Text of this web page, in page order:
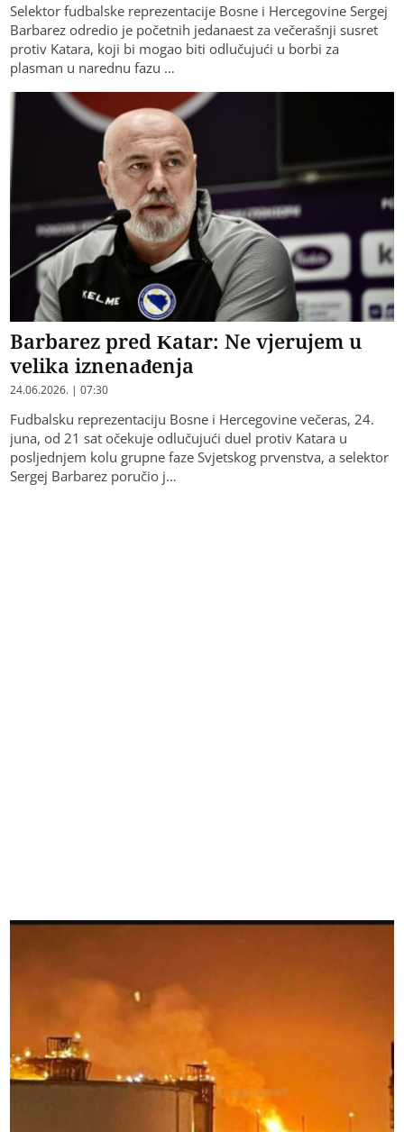
Selektor fudbalske reprezentacije Bosne i Hercegovine Sergej
Barbarez odredio je početnih jedanaest za večerašnji susret
protiv Katara, koji bi mogao biti odlučujući u borbi za
plasman u narednu fazu …
Barbarez pred Katar: Ne vjerujem u
velika iznenađenja
24.06.2026. | 07:30
Fudbalsku reprezentaciju Bosne i Hercegovine večeras, 24.
juna, od 21 sat očekuje odlučujući duel protiv Katara u
posljednjem kolu grupne faze Svjetskog prvenstva, a selektor
Sergej Barbarez poručio j…